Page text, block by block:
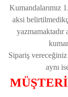
Kumandalarımız
aksi
yazmamaktadır
Sipariş
aynı